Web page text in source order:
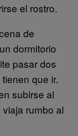
el rostro.
de
dormitorio
pasar dos
que ir.
subirse al
rumbo al